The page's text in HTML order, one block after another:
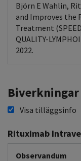
Björn E Wahlin,
and Improves the
Treatment
QUALITY-
2022.
Biverkningar
Visa tilläggsinfo
Rituximab
Observandum